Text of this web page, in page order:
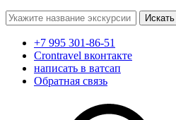
Поиск:
+7 995 301-86-51
Crontravel вконтакте
написать в ватсап
Обратная связь